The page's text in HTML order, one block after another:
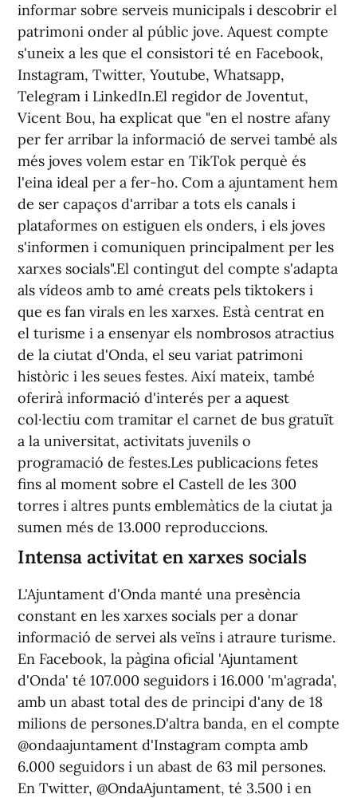
informar sobre serveis municipals i descobrir el
patrimoni onder al públic jove. Aquest compte
s'uneix a les que el consistori té en Facebook,
Instagram, Twitter, Youtube, Whatsapp,
Telegram i LinkedIn.El regidor de Joventut,
Vicent Bou, ha explicat que "en el nostre afany
per fer arribar la informació de servei també als
més joves volem estar en TikTok perquè és
l'eina ideal per a fer-ho. Com a ajuntament hem
de ser capaços d'arribar a tots els canals i
plataformes on estiguen els onders, i els joves
s'informen i comuniquen principalment per les
xarxes socials".El contingut del compte s'adapta
als vídeos amb to amé creats pels tiktokers i
que es fan virals en les xarxes. Està centrat en
el turisme i a ensenyar els nombrosos atractius
de la ciutat d'Onda, el seu variat patrimoni
històric i les seues festes. Així mateix, també
oferirà informació d'interés per a aquest
col·lectiu com tramitar el carnet de bus gratuït
a la universitat, activitats juvenils o
programació de festes.Les publicacions fetes
fins al moment sobre el Castell de les 300
torres i altres punts emblemàtics de la ciutat ja
sumen més de 13.000 reproduccions.
Intensa activitat en xarxes socials
L'Ajuntament d'Onda manté una presència
constant en les xarxes socials per a donar
informació de servei als veïns i atraure turisme.
En Facebook, la pàgina oficial 'Ajuntament
d'Onda' té 107.000 seguidors i 16.000 'm'agrada',
amb un abast total des de principi d'any de 18
milions de persones.D'altra banda, en el compte
@ondaajuntament d'Instagram compta amb
6.000 seguidors i un abast de 63 mil persones.
En Twitter, @OndaAjuntament, té 3.500 i en